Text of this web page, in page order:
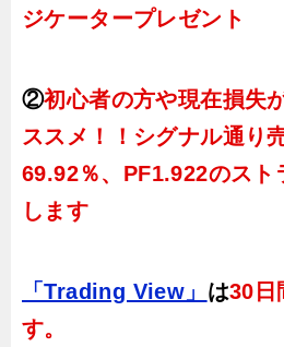
ジケータープレゼント
②初心者の方や現在損失
ススメ！！シグナル通り
69.92％、PF1.922のスト
します
「Trading View」 は30日
す。